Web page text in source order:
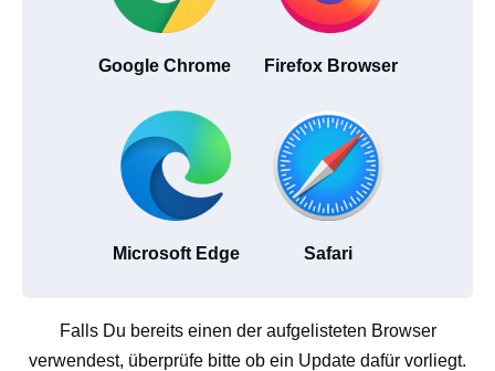
Google Chrome Firefox Browser
Microsoft Edge Safari
Falls Du bereits einen der aufgelisteten Browser
verwendest, überprüfe bitte ob ein Update dafür vorliegt.